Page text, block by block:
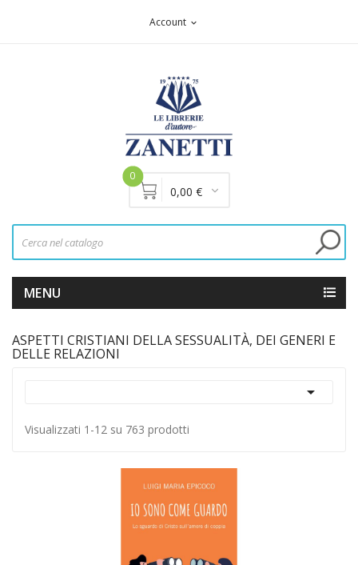
Account expand_more
0
0,00 €
MENU
ASPETTI CRISTIANI DELLA SESSUALITÀ, DEI GENERI E
DELLE RELAZIONI

Visualizzati 1-12 su 763 prodotti